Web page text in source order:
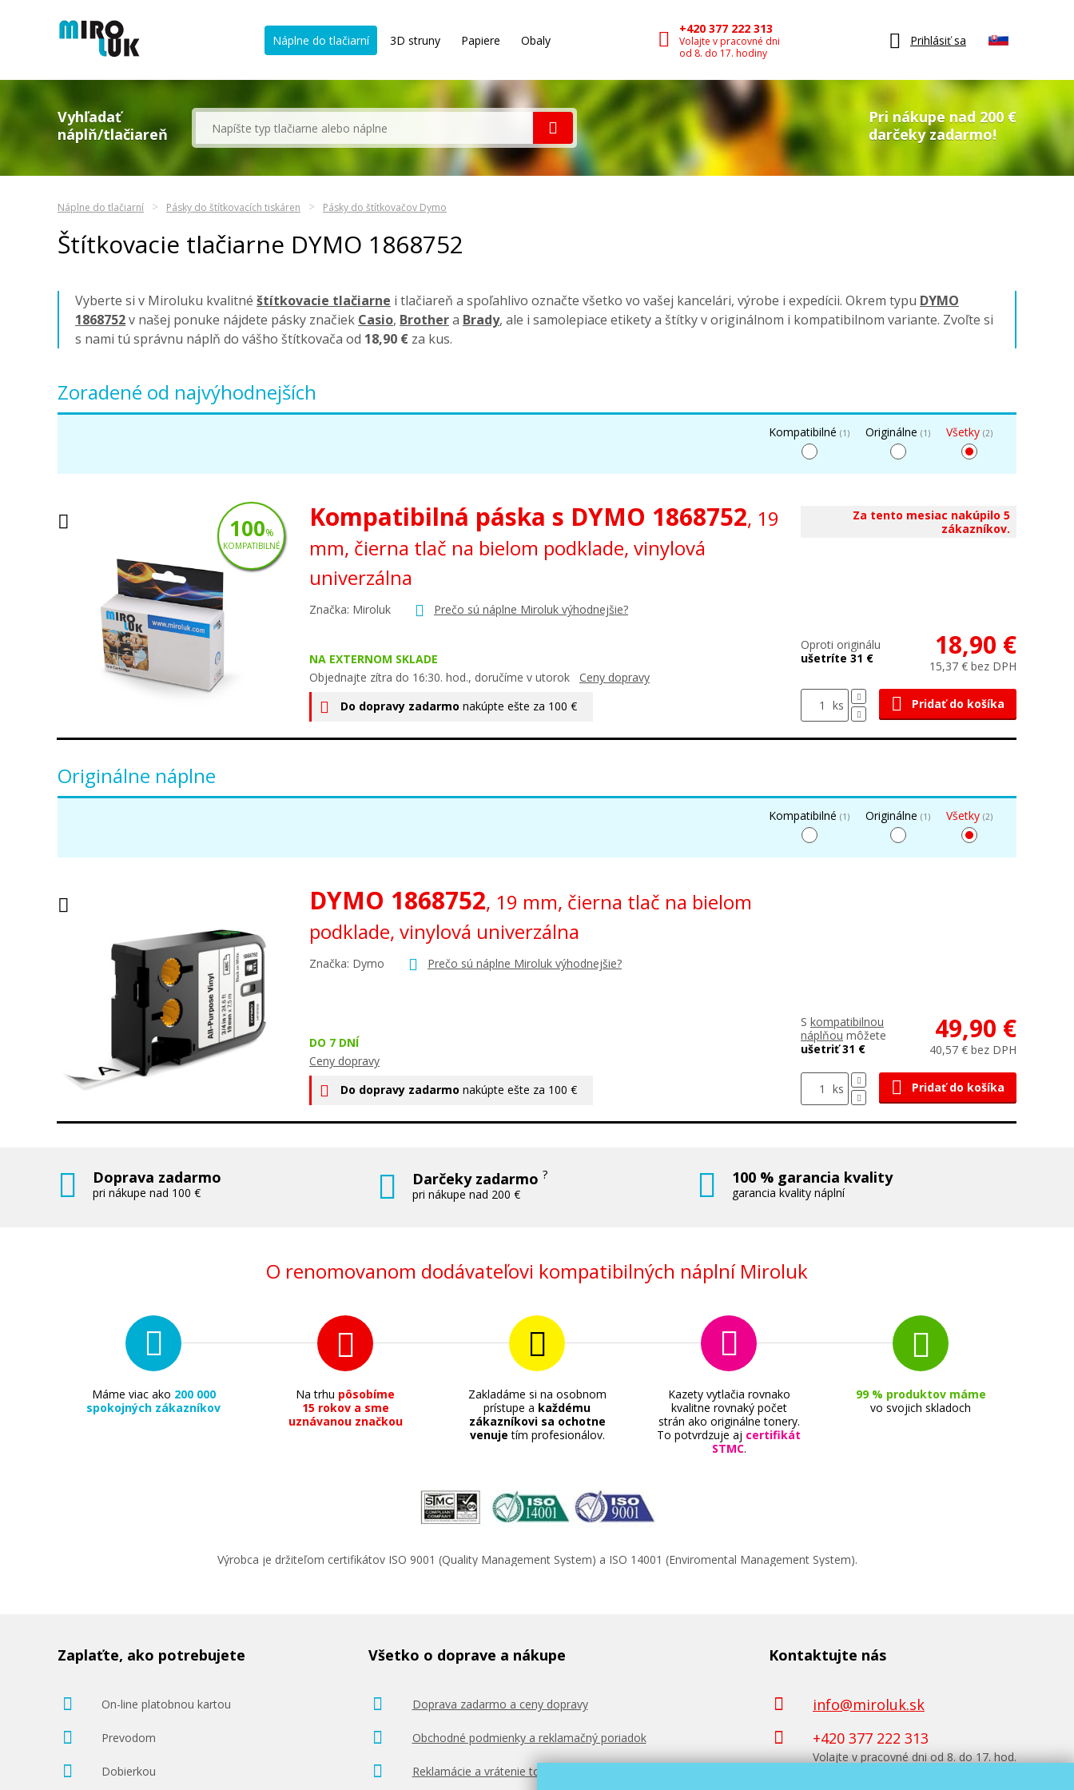
Náplne do tlačiarní 3D struny Papiere Obaly
+420 377 222 313
Volajte v pracovné dni
od 8. do 17. hodiny
Prihlásiť sa
Vyhľadať
náplň/tlačiareň
Pri nákupe nad 200 €
darčeky zadarmo!
Náplne do tlačiarní Pásky do štítkovacích tiskáren Pásky do štítkovačov Dymo
Štítkovacie tlačiarne DYMO 1868752
Vyberte si v Miroluku kvalitné štítkovacie tlačiarne i tlačiareň a spoľahlivo označte všetko vo vašej kancelári, výrobe i expedícii. Okrem typu DYMO
1868752v našej ponuke nájdete pásky značiek Casio, Brothera Brady, ale i samolepiace etikety a štítky v originálnom i kompatibilnom variante. Zvoľte si
s nami tú správnu náplň do vášho štítkovača od 18,90 € za kus.
Zoradené od najvýhodnejších
Kompatibilné (1) Originálne (1) Všetky (2)
Kompatibilná páska s DYMO 1868752, 19
mm, čierna tlač na bielom podklade, vinylová
univerzálna
Značka: Miroluk Prečo sú náplne Miroluk výhodnejšie?
NA EXTERNOM SKLADE
Objednajte zítra do 16:30. hod., doručíme v utorok Ceny dopravy
Do dopravy zadarmo nakúpte ešte za 100 €
Za tento mesiac nakúpilo 5
zákazníkov.
Oproti originálu
ušetríte 31 €
18,90 €
15,37 € bez DPH
ks Pridať do košíka
100%
KOMPATIBILNÉ
Originálne náplne
Kompatibilné (1) Originálne (1) Všetky (2)
DYMO 1868752, 19 mm, čierna tlač na bielom
podklade, vinylová univerzálna
Značka: Dymo Prečo sú náplne Miroluk výhodnejšie?
DO 7 DNÍ
Ceny dopravy
Do dopravy zadarmo nakúpte ešte za 100 €
S kompatibilnou
náplňou môžete
ušetriť 31 €
49,90 €
40,57 € bez DPH
ks Pridať do košíka
Doprava zadarmo
pri nákupe nad 100 €
Darčeky zadarmo?
pri nákupe nad 200 €
100 % garancia kvality
garancia kvality náplní
O renomovanom dodávateľovi kompatibilných náplní Miroluk
Máme viac ako 200 000
spokojných zákazníkov
Na trhu pôsobíme
15 rokov a sme
uznávanou značkou
Zakladáme si na osobnom
prístupe a každému
zákazníkovi sa ochotne
venuje tím profesionálov.
Kazety vytlačia rovnako
kvalitne rovnaký počet
strán ako originálne tonery.
To potvrdzuje aj certifikát
STMC.
99 % produktov máme
vo svojich skladoch
Výrobca je držiteľom certifikátov ISO 9001 (Quality Management System) a ISO 14001 (Enviromental Management System).
Zaplaťte, ako potrebujete
On-line platobnou kartou
Prevodom
Dobierkou
Všetko o doprave a nákupe
Doprava zadarmo a ceny dopravy
Obchodné podmienky a reklamačný poriadok
Reklamácie a vrátenie tovaru
Kontaktujte nás
info@miroluk.sk
+420 377 222 313
Volajte v pracovné dni od 8. do 17. hod.